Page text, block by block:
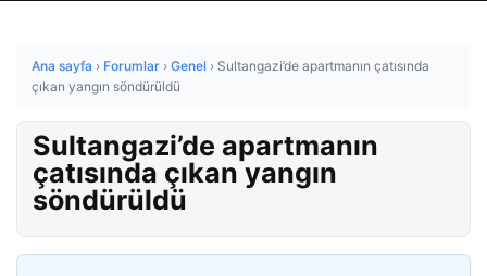
Ana sayfa › Forumlar › Genel › Sultangazi’de apartmanın çatısında
çıkan yangın söndürüldü
Sultangazi’de apartmanın
çatısında çıkan yangın
söndürüldü